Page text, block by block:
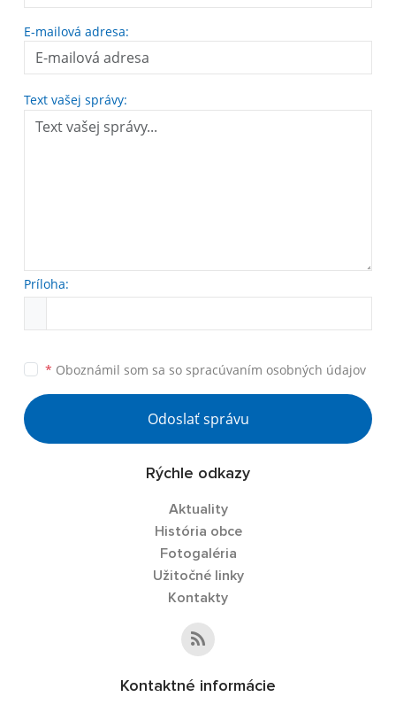
E-mailová adresa:
Text vašej správy:
Príloha:
* Oboznámil som sa so spracúvaním osobných údajov
Odoslať správu
Rýchle odkazy
Aktuality
História obce
Fotogaléria
Užitočné linky
Kontakty
Kontaktné informácie